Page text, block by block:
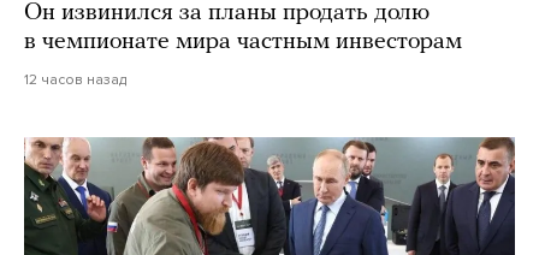
Он извинился за планы продать долю
в чемпионате мира частным инвесторам
12 часов назад